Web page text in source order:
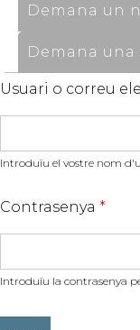
Demana un
Demana
Usuari o correu
Introduïu el vostre nom
Contrasenya *
Introduïu la contrasenya